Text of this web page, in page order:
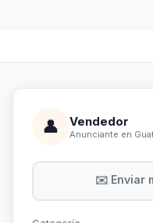
👤 Vendedor
Anunciante en
✉️ Enviar